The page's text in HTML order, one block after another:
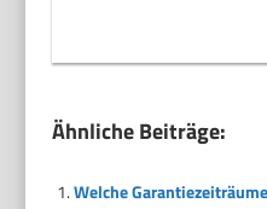
Ähnliche Beiträge:
Welche